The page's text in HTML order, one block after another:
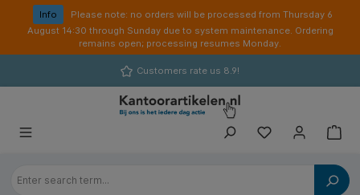
content
Info
Please note: no orders will be processed from Thursday 6
August 14:30 through Sunday due to system maintenance. Ordering
remains open; processing resumes Monday.
Customers rate us 8.9!